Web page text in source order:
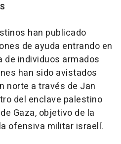
han publicado
de ayuda entrando en
de individuos armados
han sido avistados
norte a través de Jan
del enclave palestino
Gaza, objetivo de la
ofensiva militar israelí.